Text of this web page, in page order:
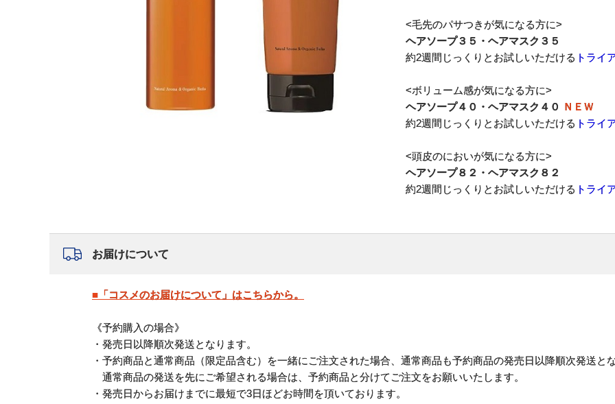
<毛先のパサつきが気になる方に>
ヘアソープ３５ ・ ヘアマスク３５
約2週間じっくりとお試しいただける トライ
<ボリューム感が気になる方に>
ヘアソープ４０ ・ ヘアマスク４０ ＮＥＷ
約2週間じっくりとお試しいただける トライ
<頭皮のにおいが気になる方に>
ヘアソープ８２ ・ ヘアマスク８２
約2週間じっくりとお試しいただける トライ
お届けについて
■「コスメのお届けについて」はこちらから。
《予約購入の場合》
・発売日以降順次発送となります。
・予約商品と通常商品（限定品含む）を一緒にご注文された場合、通常商品も予約商品の発売日以降順次発送と
通常商品の発送を先にご希望される場合は、予約商品と分けてご注文をお願いいたします。
・発売日からお届けまでに最短で3日ほどお時間を頂いております。